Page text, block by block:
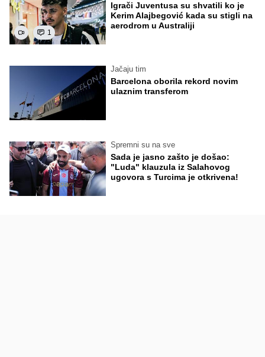
1
Igrači Juventusa su shvatili ko je
Kerim Alajbegović kada su stigli na
aerodrom u Australiji
Jačaju tim
Barcelona oborila rekord novim
ulaznim transferom
Spremni su na sve
Sada je jasno zašto je došao:
"Luda" klauzula iz Salahovog
ugovora s Turcima je otkrivena!